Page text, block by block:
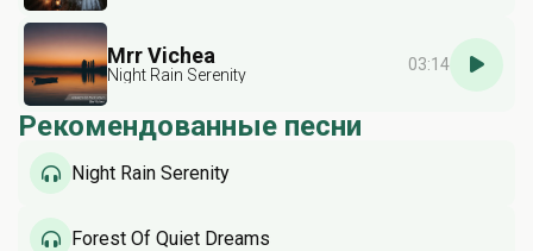
Mrr Vichea
Night Rain Serenity
03:14
Рекомендованные песни
Night Rain Serenity
Forest Of Quiet Dreams